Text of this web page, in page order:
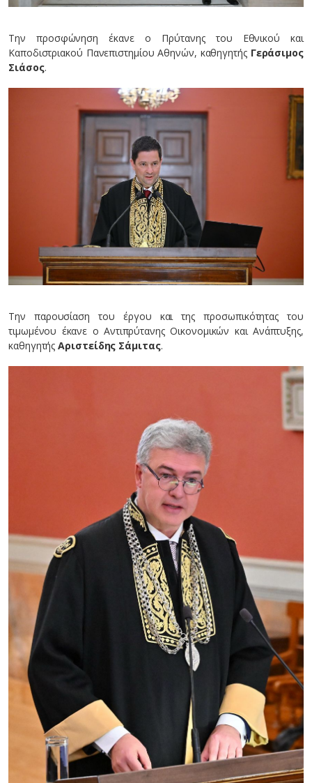
Την προσφώνηση έκανε ο Πρύτανης του Εθνικού και
Καποδιστριακού Πανεπιστημίου Αθηνών, καθηγητήςΓεράσιμος
Σιάσος.
Την παρουσίαση του έργου και της προσωπικότητας του
τιμωμένου έκανε ο Αντιπρύτανης Οικονομικών και Ανάπτυξης,
καθηγητήςΑριστείδης Σάμιτας.